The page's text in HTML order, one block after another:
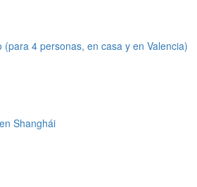
4 personas, en casa y en Valencia)
Shanghái